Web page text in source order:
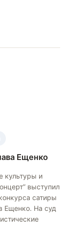
Ещенко
культуры и
выступил
сатиры
Ещенко. На суд